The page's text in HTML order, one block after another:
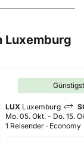
Luxemburg
LUX Luxemburg
Mo. 05. Okt. - Do. 15.
1 Reisender
Economy